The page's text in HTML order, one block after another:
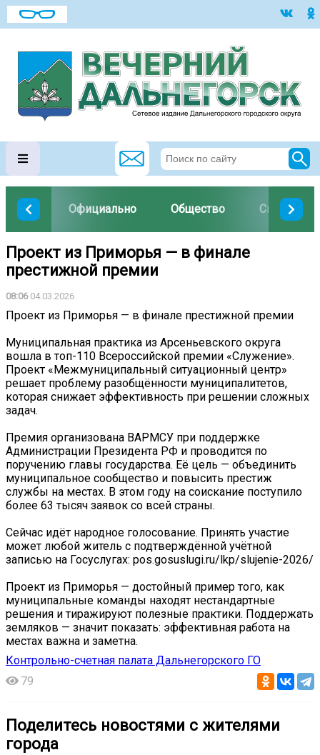
Официально Общество Спорт
Проект из Приморья — в финале
престижной премии
08:0604.03.2026
Проект из Приморья — в финале престижной премии
Муниципальная практика из Арсеньевского округа
вошла в топ-110 Всероссийской премии «Служение».
Проект «Межмуниципальный ситуационный центр»
решает проблему разобщённости муниципалитетов,
которая снижает эффективность при решении сложных
задач.
Премия организована ВАРМСУ при поддержке
Администрации Президента РФ и проводится по
поручению главы государства. Её цель — объединить
муниципальное сообщество и повысить престиж
службы на местах. В этом году на соискание поступило
более 63 тысяч заявок со всей страны.
Сейчас идёт народное голосование. Принять участие
может любой житель с подтверждённой учётной
записью на Госуслугах: pos.gosuslugi.ru/lkp/slujenie-2026/
Проект из Приморья — достойный пример того, как
муниципальные команды находят нестандартные
решения и тиражируют полезные практики. Поддержать
земляков — значит показать: эффективная работа на
местах важна и заметна.
Контрольно-счетная палата Дальнегорского ГО
79
Поделитесь новостями с жителями
города